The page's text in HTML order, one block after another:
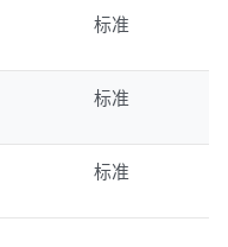
标准
标准
标准